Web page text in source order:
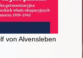
plebiscytowi :
von Alvensleben (1901-